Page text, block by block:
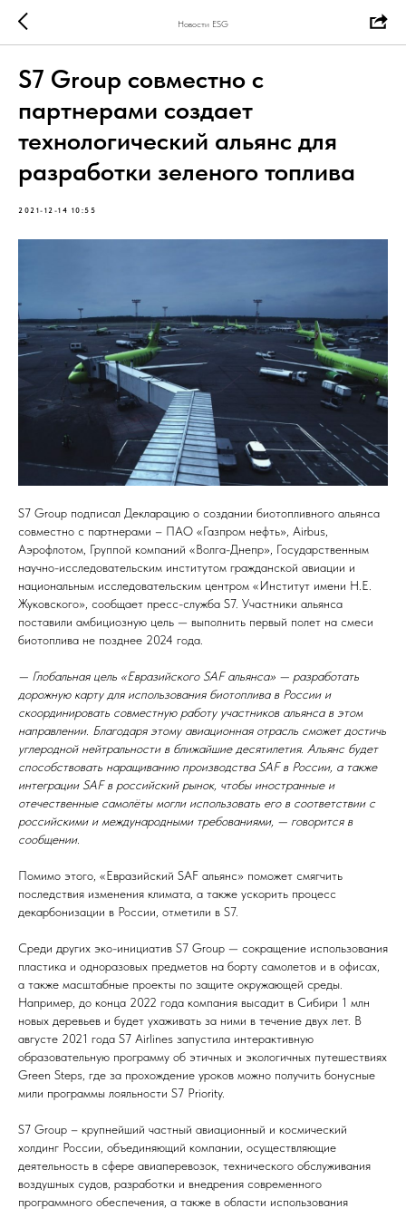
Новости ESG
S7 Group совместно с
партнерами создает
технологический альянс для
разработки зеленого топлива
2021-12-14 10:55
S7 Group подписал Декларацию о создании биотопливного альянса
совместно с партнерами – ПАО «Газпром нефть», Airbus,
Аэрофлотом, Группой компаний «Волга-Днепр», Государственным
научно-исследовательским институтом гражданской авиации и
национальным исследовательским центром «Институт имени Н.Е.
Жуковского», сообщает пресс-служба S7. Участники альянса
поставили амбициозную цель — выполнить первый полет на смеси
биотоплива не позднее 2024 года.
— Глобальная цель «Евразийского SAF альянса» — разработать
дорожную карту для использования биотоплива в России и
скоординировать совместную работу участников альянса в этом
направлении. Благодаря этому авиационная отрасль сможет достичь
углеродной нейтральности в ближайшие десятилетия. Альянс будет
способствовать наращиванию производства SAF в России, а также
интеграции SAF в российский рынок, чтобы иностранные и
отечественные самолёты могли использовать его в соответствии с
российскими и международными требованиями, — говорится в
сообщении.
Помимо этого, «Евразийский SAF альянс» поможет смягчить
последствия изменения климата, а также ускорить процесс
декарбонизации в России, отметили в S7.
Среди других эко-инициатив S7 Group — сокращение использования
пластика и одноразовых предметов на борту самолетов и в офисах,
а также масштабные проекты по защите окружающей среды.
Например, до конца 2022 года компания высадит в Сибири 1 млн
новых деревьев и будет ухаживать за ними в течение двух лет. В
августе 2021 года S7 Airlines запустила интерактивную
образовательную программу об этичных и экологичных путешествиях
Green Steps, где за прохождение уроков можно получить бонусные
мили программы лояльности S7 Priority.
S7 Group – крупнейший частный авиационный и космический
холдинг России, объединяющий компании, осуществляющие
деятельность в сфере авиаперевозок, технического обслуживания
воздушных судов, разработки и внедрения современного
программного обеспечения, а также в области использования